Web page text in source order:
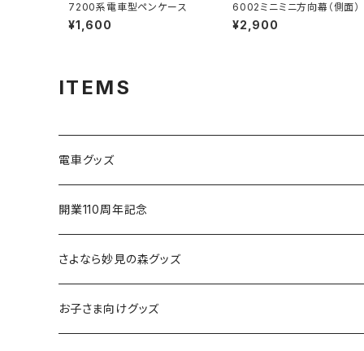
7200系電車型ペンケース
¥1,600
6002ミニミニ方向幕（側面）
¥2,900
ITEMS
電車グッズ
鉄道模型（Nゲージ）
さよなら復刻塗装車両
能勢1700系
開業110周年記念
さよなら妙見の森グッズ
お子さま向けグッズ